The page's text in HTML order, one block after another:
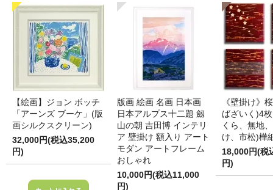
【絵画】ジョン ボッチ
「アーンズ ブーケ」(版
画シルクスクリーン)
32,000円(税込35,200
円)
版画 絵画 名画 日本画
日本アルプス十二題 劔
山の朝 吉田博 インテリ
ア 壁掛け 額入り アート
モダン アートフレーム
おしゃれ
10,000円(税込11,000
円)
《壁掛け》
ばざいく)4
くら、無地
け、市松)樺
18,000円(税
円)